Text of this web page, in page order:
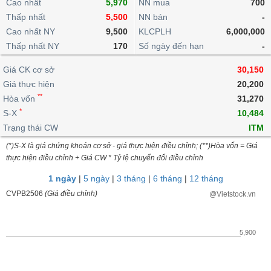
Giao
dịch
nội
bộ
Niên
giám
Tài
liệu
cổ
đông
Định
giá
Nước
ngoài
Tự
doanh
Top
cổ
phiếu
Bản
giao
dịch
Chứng
quyền
Tổng
quan
Thống
kê
dịch
Định
Thống
kê
giao
dịch
Tin
tức
tích
kỹ
thuật
Bảng
giá
Bộ
lọc
cổ
phiếu
sánh
mô
lai
Chứng
quyền
Trái
phiếu
doanh
nghiệp
Đào
Dịch
vụ
Cao nhất
5,970
Thấp nhất
5,500
Cao nhất NY
9,500
Thấp nhất NY
170
NN mua
700
NN bán
-
KLCPLH
6,000,000
Số ngày đến hạn
-
Giá CK cơ sở
30,150
Giá thực hiện
20,200
Hòa vốn **
31,270
S-X *
10,484
Trạng thái CW
ITM
(*)S-X là giá chứng khoán cơ sở - giá thực hiện điều chỉnh; (**)Hòa vốn = Giá
thực hiện điều chỉnh + Giá CW * Tỷ lệ chuyển đổi điều chỉnh
1 ngày| 5 ngày| 3 tháng | 6 tháng | 12 tháng
CVPB2506 (Giá điều chỉnh) @Vietstock.vn
5,900
BẤT
ĐỘNG
SẢN
TÀI
CHÍNH
HÀNG
HÓA